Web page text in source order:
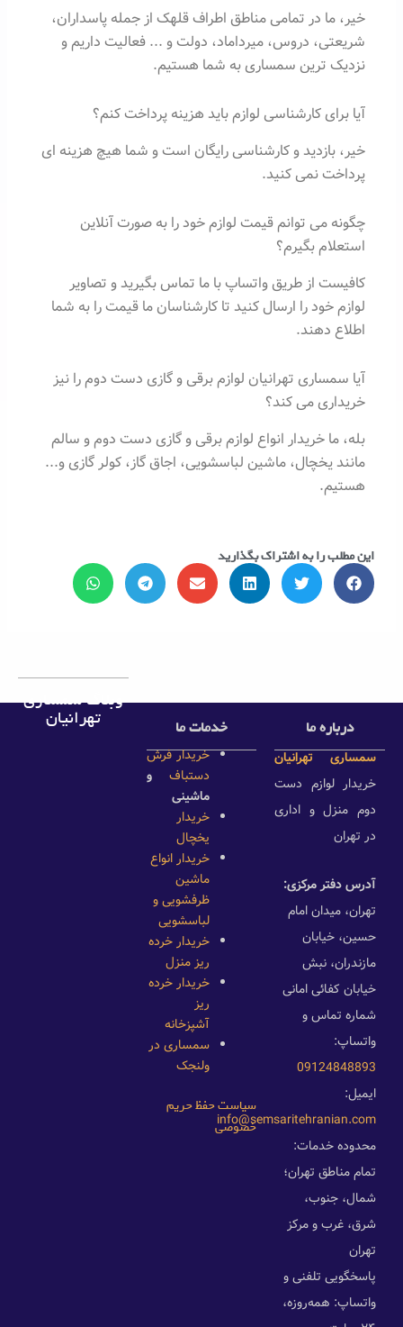
خیر، ما در تمامی مناطق اطراف قلهک از جمله پاسداران،
شریعتی، دروس، میرداماد، دولت و ... فعالیت داریم و
نزدیک ترین سمساری به شما هستیم.
آیا برای کارشناسی لوازم باید هزینه پرداخت کنم؟
خیر، بازدید و کارشناسی رایگان است و شما هیچ هزینه ای
پرداخت نمی کنید.
چگونه می توانم قیمت لوازم خود را به صورت آنلاین
استعلام بگیرم؟
کافیست از طریق واتساپ با ما تماس بگیرید و تصاویر
لوازم خود را ارسال کنید تا کارشناسان ما قیمت را به شما
اطلاع دهند.
آیا سمساری تهرانیان لوازم برقی و گازی دست دوم را نیز
خریداری می کند؟
بله، ما خریدار انواع لوازم برقی و گازی دست دوم و سالم
مانند یخچال، ماشین لباسشویی، اجاق گاز، کولر گازی و...
هستیم.
این مطلب را به اشتراک بگذارید
درباره ما
سمساری تهرانیان
خریدار لوازم دست
دوم منزل و اداری
در تهران
آدرس دفتر مرکزی:
تهران، میدان امام
حسین، خیابان
مازندران، نبش
خیابان کفائی امانی
شماره تماس و
واتساپ:
09124848893
ایمیل:
info@semsaritehranian.com
محدوده خدمات:
تمام مناطق تهران؛
شمال، جنوب،
شرق، غرب و مرکز
تهران
پاسخگویی تلفنی و
واتساپ: همه‌روزه،
خدمات ما
خریدار فرش
دستبافو
ماشینی
خریدار
یخچال
خریدار انواع
ماشین
ظرفشویی و
لباسشویی
خریدار خرده
ریز منزل
خریدار خرده
ریز
آشپزخانه
سمساری در
ولنجک
سیاست حفظ حریم
خصوصی
وبلاگ سمساری
تهرانیان